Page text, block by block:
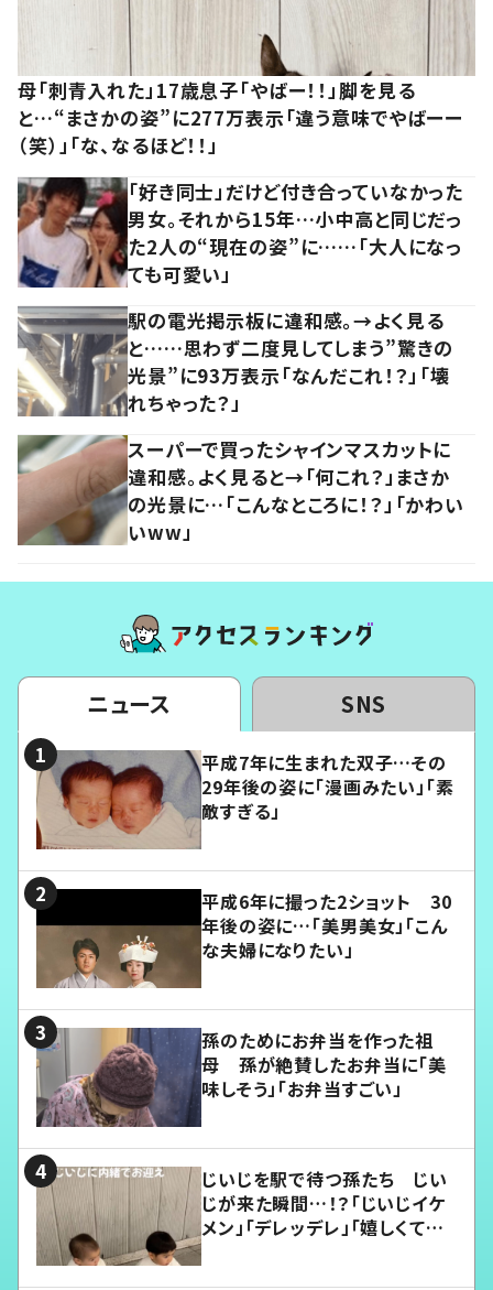
母「刺青入れた」17歳息子「やばー！！」脚を見る
と…“まさかの姿”に277万表示「違う意味でやばーー
（笑）」「な、なるほど！！」
「好き同士」だけど付き合っていなかった
男女。それから15年…小中高と同じだっ
た2人の“現在の姿”に……「大人になっ
ても可愛い」
駅の電光掲示板に違和感。→よく見る
と……思わず二度見してしまう”驚きの
光景”に93万表示「なんだこれ！？」「壊
れちゃった？」
スーパーで買ったシャインマスカットに
違和感。よく見ると→「何これ？」まさか
の光景に…「こんなところに！？」「かわい
いww」
ニュース SNS
平成7年に生まれた双子…その
29年後の姿に「漫画みたい」「素
敵すぎる」
平成6年に撮った2ショット 30
年後の姿に…「美男美女」「こん
な夫婦になりたい」
孫のためにお弁当を作った祖
母 孫が絶賛したお弁当に「美
味しそう」「お弁当すごい」
じいじを駅で待つ孫たち じい
じが来た瞬間…！？「じいじイケ
メン」「デレッデレ」「嬉しくて可